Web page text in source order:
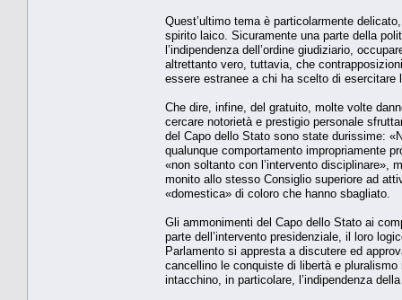
Quest’ultimo tema è particolarmente
spirito laico. Sicuramente una parte della
l’indipendenza dell’ordine giudiziario,
altrettanto vero, tuttavia, che
essere estranee a chi ha scelto di
Che dire, infine, del gratuito, molte volte
cercare notorietà e prestigio personale
del Capo dello Stato sono state durissime:
qualunque comportamento impropriamente
«non soltanto con l’intervento disciplinare»,
monito allo stesso Consiglio superiore ad
«domestica» di coloro che hanno sbagliato.
Gli ammonimenti del Capo dello Stato ai
parte dell’intervento presidenziale, il loro
Parlamento si appresta a discutere ed
cancellino le conquiste di libertà e
intacchino, in particolare, l’indipendenza